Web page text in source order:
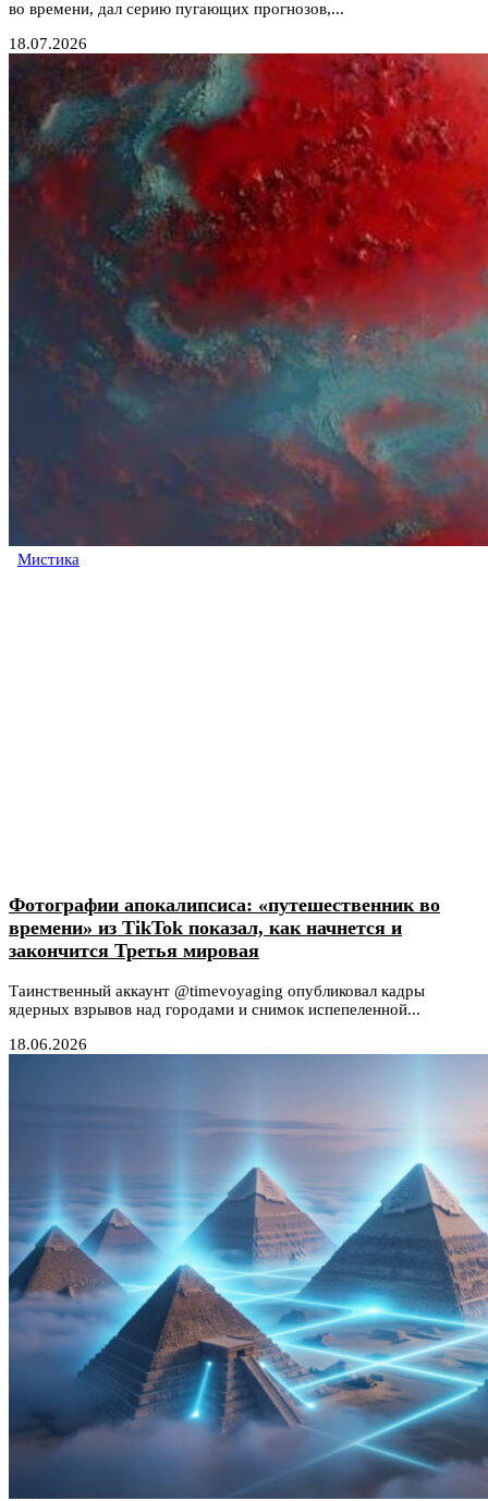
во времени, дал серию пугающих прогнозов,...
18.07.2026
Мистика
Фотографии апокалипсиса: «путешественник во
времени» из TikTok показал, как начнется и
закончится Третья мировая
Таинственный аккаунт @timevoyaging опубликовал кадры
ядерных взрывов над городами и снимок испепеленной...
18.06.2026